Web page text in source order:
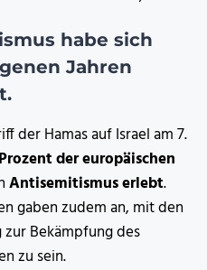
habe sich
Jahren
der Hamas auf Israel am 7.
der europäischen
Antisemitismus erlebt.
gaben zudem an, mit den
Bekämpfung des
zu sein.